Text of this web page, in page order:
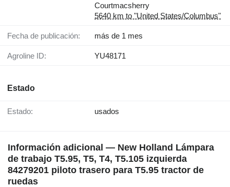
Courtmacsherry
5640 km to "United States/Columbus"
Fecha de publicación: más de 1 mes
Agroline ID: YU48171
Estado
Estado: usados
Información adicional — New Holland Lámpara
de trabajo T5.95, T5, T4, T5.105 izquierda
84279201 piloto trasero para T5.95 tractor de
ruedas